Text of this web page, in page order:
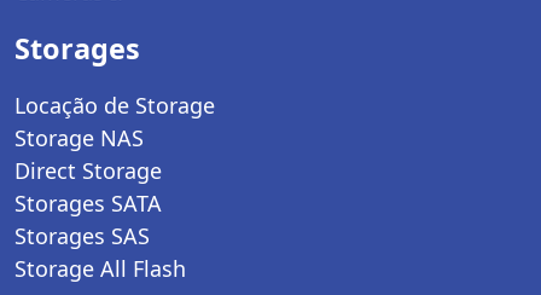
Storages
Locação de Storage
Storage NAS
Direct Storage
Storages SATA
Storages SAS
Storage All Flash